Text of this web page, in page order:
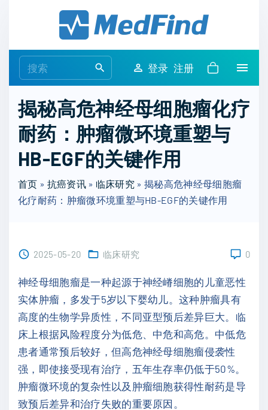
e
r
c
h
f
r
:
登录 注册
揭秘高危神经母细胞瘤化疗
耐药：肿瘤微环境重塑与
HB-EGF的关键作用
首页 » 抗癌资讯» 临床研究 »揭秘高危神经母细胞瘤
化疗耐药：肿瘤微环境重塑与HB-EGF的关键作用
2025-05-20 临床研究 0
神经母细胞瘤是一种起源于神经嵴细胞的儿童恶性
实体肿瘤，多发于5岁以下婴幼儿。这种肿瘤具有
高度的生物学异质性，不同亚型预后差异巨大。临
床上根据风险程度分为低危、中危和高危。中低危
患者通常预后较好，但高危神经母细胞瘤侵袭性
强，即使接受现有治疗，五年生存率仍低于50%。
肿瘤微环境的复杂性以及肿瘤细胞获得性耐药是导
致预后差异和治疗失败的重要原因。